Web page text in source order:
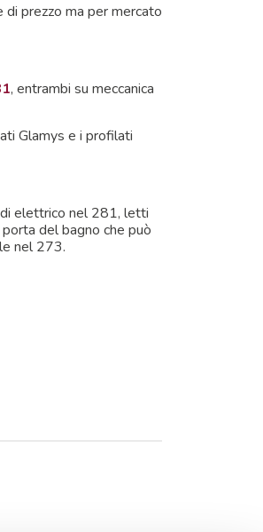
di prezzo ma per mercato
, entrambi su meccanica
Glamys e i profilati
elettrico nel 281, letti
del bagno che può
nel 273.